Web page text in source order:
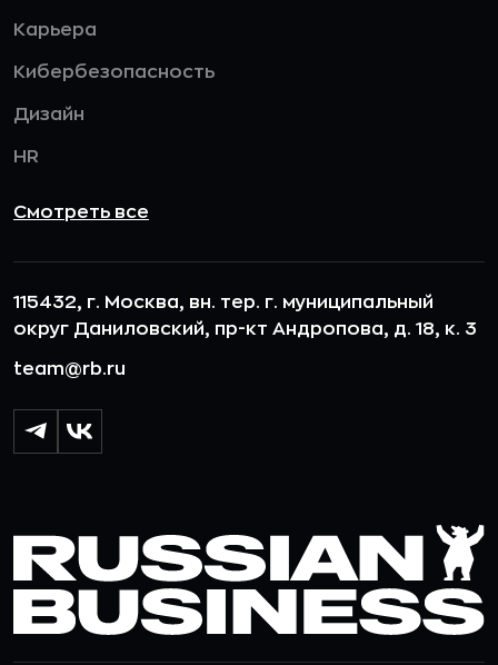
Карьера
Кибербезопасность
Дизайн
HR
Смотреть все
115432, г. Москва, вн. тер. г. муниципальный
округ Даниловский, пр-кт Андропова, д. 18, к. 3
team@rb.ru